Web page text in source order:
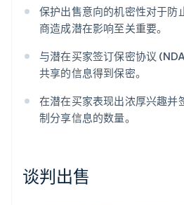
保护出售意向的机密性对于防
商造成潜在影响至关重要。
与潜在买家签订保密协议
共享的信息得到保密。
在潜在买家表现出浓厚兴趣并
制分享信息的数量。
谈判出售